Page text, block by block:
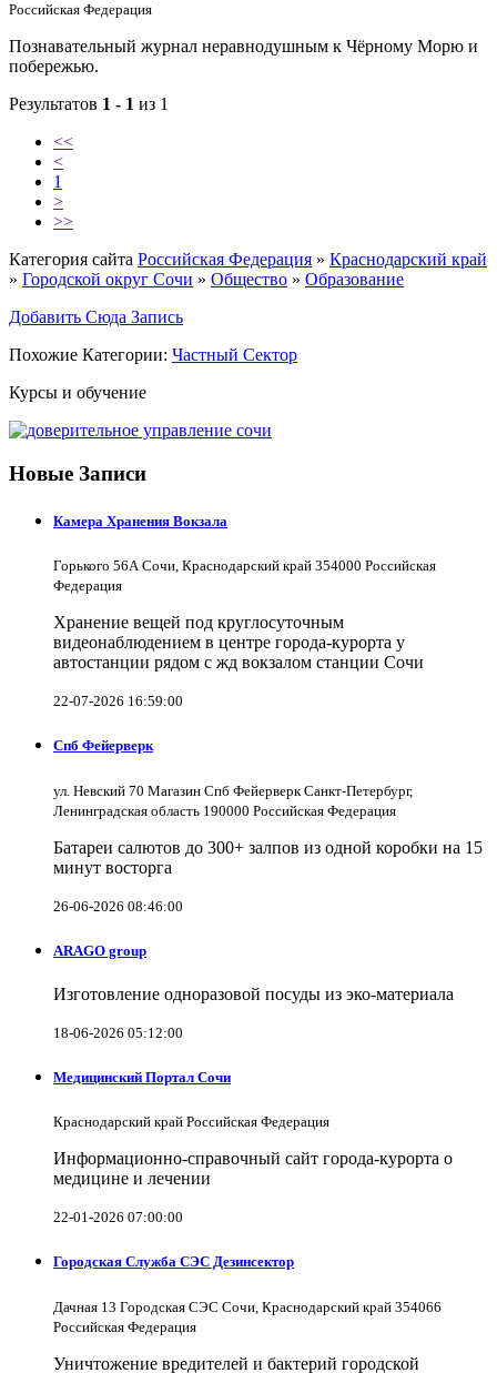
Российская Федерация
Познавательный журнал неравнодушным к Чёрному Морю и
побережью.
Результатов 1 - 1 из 1
<<
<
1
>
>>
Категория сайта Российская Федерация » Краснодарский край
» Городской округ Сочи » Общество » Образование
Добавить Сюда Запись
Похожие Категории: Частный Сектор
Курсы и обучение
Новые Записи
Камера Хранения Вокзала
Горького 56А Сочи, Краснодарский край 354000 Российская
Федерация
Хранение вещей под круглосуточным
видеонаблюдением в центре города-курорта у
автостанции рядом с жд вокзалом станции Сочи
22-07-2026 16:59:00
Спб Фейерверк
ул. Невский 70 Магазин Спб Фейерверк Санкт-Петербург,
Ленинградская область 190000 Российская Федерация
Батареи салютов до 300+ залпов из одной коробки на 15
минут восторга
26-06-2026 08:46:00
ARAGO group
Изготовление одноразовой посуды из эко-материала
18-06-2026 05:12:00
Медицинский Портал Сочи
Краснодарский край Российская Федерация
Информационно-справочный сайт города-курорта о
медицине и лечении
22-01-2026 07:00:00
Городская Служба СЭС Дезинсектор
Дачная 13 Городская СЭС Сочи, Краснодарский край 354066
Российская Федерация
Уничтожение вредителей и бактерий городской